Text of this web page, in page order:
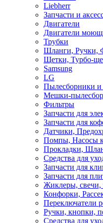
Liebherr
Запчасти и
Двигатели
Двигатели
Трубки
Шланги, Ручки,
Щетки, Турбо-
Samsung
LG
Пылесборники и
Мешки-
Фильтры
Запчасти для
Запчасти для
Датчики,
Помпы, Насосы
Прокладки,
Средства для
Запчасти для
Запчасти для
Жиклеры, свечи,
Конфорки,
Переключатели
Ручки, кнопки,
Средства для